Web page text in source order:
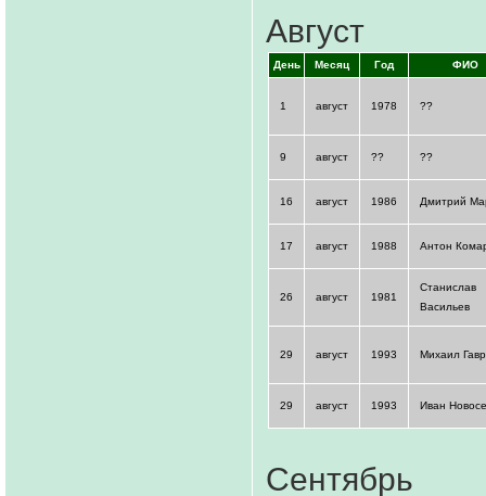
Август
День Месяц Год ФИО
1 август 1978 ??
9 август ?? ??
16 август 1986 Дмитрий
17 август 1988 Антон
26 август 1981
Станислав
Васильев
29 август 1993 Михаил
29 август 1993 Иван
Сентябрь